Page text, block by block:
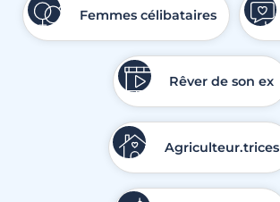
Femmes célibataires
Rêver de son ex
Agriculteur.trices